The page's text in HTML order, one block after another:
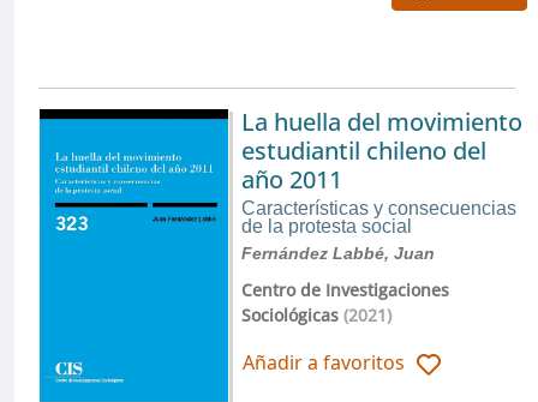
La huella del movimiento
estudiantil chileno del
año 2011
Características y consecuencias
de la protesta social
Fernández Labbé, Juan
Centro de Investigaciones
Sociológicas(2021)
Añadir a favoritos